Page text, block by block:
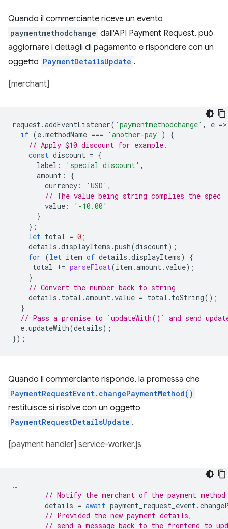
Quando il commerciante riceve un evento
paymentmethodchange dall'API Payment Request, può
aggiornare i dettagli di pagamento e rispondere con un
oggetto PaymentDetailsUpdate .
[merchant]
request.addEventListener( 'paymentmethodchange' , e =>
if (e.methodName === 'another-pay' )
{
// Apply $10 discount for example.
const discount = {
label : 'special discount' ,
amount :
{
currency : 'USD' ,
// The value being string complies the spec
value :
'-10.00'
}
};
let total = 0 ;
details .displayItems .push(discount);
for (let item of details .displayItems)
{
total += parseFloat(item .amount.value);
}
// Convert the number back to string
details . total .amount.value = total . toString();
}
// Pass a promise to `updateWith()` and send
e.updateWith(details);
});
Quando il commerciante risponde, la promessa che
PaymentRequestEvent.changePaymentMethod()
restituisce si risolve con un oggetto
PaymentRequestDetailsUpdate .
[payment handler] service-worker.js
…
// Notify the merchant of the payment method
details = await payment_request_event.
// Provided the new payment details,
// send a message back to the frontend to